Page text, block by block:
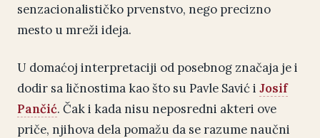
senzacionalističko prvenstvo, nego precizno
mesto u mreži ideja.
U domaćoj interpretaciji od posebnog značaja je i
dodir sa ličnostima kao što su Pavle Savić i Josif
Pančić. Čak i kada nisu neposredni akteri ove
priče, njihova dela pomažu da se razume naučni